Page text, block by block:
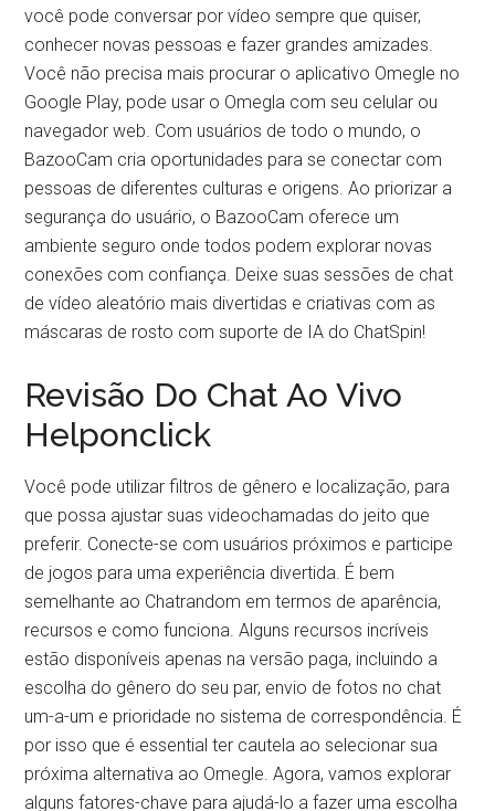
você pode conversar por vídeo sempre que quiser,
conhecer novas pessoas e fazer grandes amizades.
Você não precisa mais procurar o aplicativo Omegle no
Google Play, pode usar o Omegla com seu celular ou
navegador web. Com usuários de todo o mundo, o
BazooCam cria oportunidades para se conectar com
pessoas de diferentes culturas e origens. Ao priorizar a
segurança do usuário, o BazooCam oferece um
ambiente seguro onde todos podem explorar novas
conexões com confiança. Deixe suas sessões de chat
de vídeo aleatório mais divertidas e criativas com as
máscaras de rosto com suporte de IA do ChatSpin!
Revisão Do Chat Ao Vivo
Helponclick
Você pode utilizar filtros de gênero e localização, para
que possa ajustar suas videochamadas do jeito que
preferir. Conecte-se com usuários próximos e participe
de jogos para uma experiência divertida. É bem
semelhante ao Chatrandom em termos de aparência,
recursos e como funciona. Alguns recursos incríveis
estão disponíveis apenas na versão paga, incluindo a
escolha do gênero do seu par, envio de fotos no chat
um-a-um e prioridade no sistema de correspondência. É
por isso que é essential ter cautela ao selecionar sua
próxima alternativa ao Omegle. Agora, vamos explorar
alguns fatores-chave para ajudá-lo a fazer uma escolha